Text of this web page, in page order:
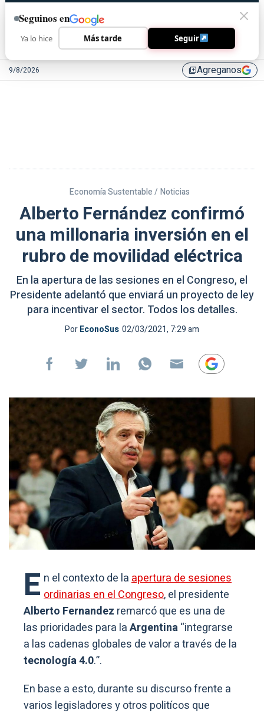
9/8/2026 library_addAgreganos
Economía Sustentable / Noticias
Alberto Fernández confirmó
una millonaria inversión en el
rubro de movilidad eléctrica
En la apertura de las sesiones en el Congreso, el
Presidente adelantó que enviará un proyecto de ley
para incentivar el sector. Todos los detalles.
PorEconoSus 02/03/2021, 7:29 am
E n el contexto de laapertura de sesiones
ordinarias en el Congreso, el presidente
Alberto Fernandez remarcó que es una de
las prioridades para laArgentina“integrarse
a las cadenas globales de valor a través de la
tecnología 4.0.”.
En base a esto, durante su discurso frente a
varios legisladores y otros politícos que
Seguinos en
Ya lo hice Más tarde Seguir